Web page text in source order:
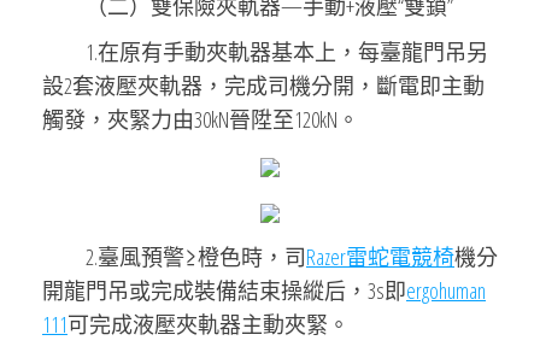
（二）雙保險夾軌器—手動+液壓“雙鎖”
1.在原有手動夾軌器基本上，每臺龍門吊另
設2套液壓夾軌器，完成司機分開，斷電即主動
觸發，夾緊力由30kN晉陞至120kN。
2.臺風預警≥橙色時，司Razer雷蛇電競椅機分
開龍門吊或完成裝備結束操縱后，3s即ergohuman
111可完成液壓夾軌器主動夾緊。